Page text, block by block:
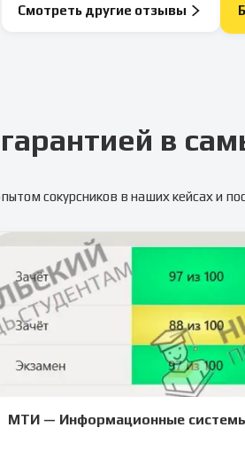
Смотреть другие отзывы
в
сокурсников в наших кейсах и
МТИ — Информационные